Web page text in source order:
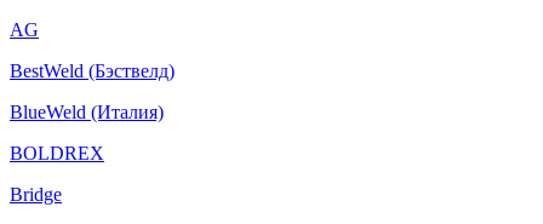
AG
BestWeld (Бэствелд)
BlueWeld (Италия)
BOLDREX
Bridge